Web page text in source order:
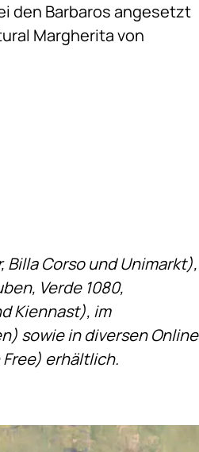
den Barbaros angesetzt
Margherita von
Corso und Unimarkt),
Verde 1080,
Kiennast), im
sowie in diversen Online
erhältlich.